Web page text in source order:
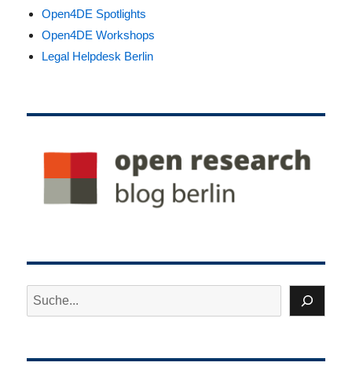
Open4DE Spotlights
Open4DE Workshops
Legal Helpdesk Berlin
Suchen